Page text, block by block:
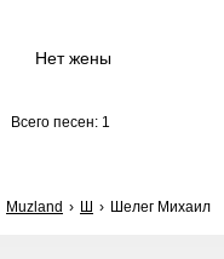
Нет жены
Всего песен: 1
Muzland Ш Шелег Михаил